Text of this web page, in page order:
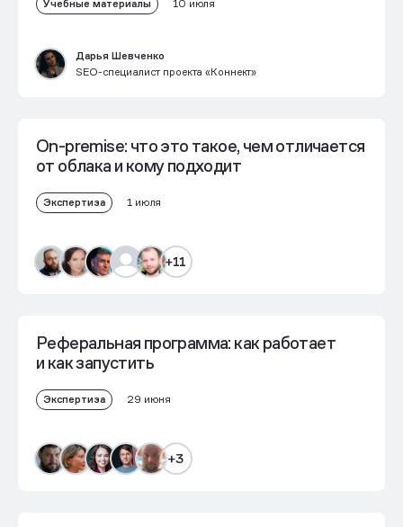
Учебные материалы 10 июля
Дарья Шевченко
SEO-специалист проекта «Коннект»
On-premise: что это такое, чем отличается
от облака и кому подходит
Экспертиза 1 июля
+11
Реферальная программа: как работает
и как запустить
Экспертиза 29 июня
+3